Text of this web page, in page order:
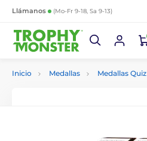
Llámanos (Mo-Fr 9-18, Sa 9-13)
Inicio Medallas Medallas Quiz